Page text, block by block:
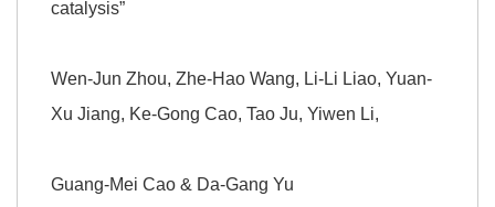
catalysis”
Wen-Jun Zhou, Zhe-Hao Wang, Li-Li Liao, Yuan-
Xu Jiang, Ke-Gong Cao, Tao Ju, Yiwen Li,
Guang-Mei Cao & Da-Gang Yu